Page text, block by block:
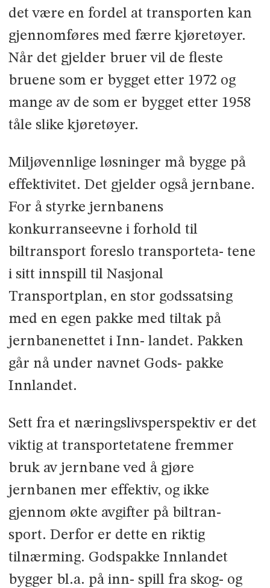
det være en fordel at transporten kan
gjennomføres med færre kjøretøyer.
Når det gjelder bruer vil de fleste
bruene som er bygget etter 1972 og
mange av de som er bygget etter 1958
tåle slike kjøretøyer.
Miljøvennlige løsninger må bygge på
effektivitet. Det gjelder også jernbane.
For å styrke jernbanens
konkurranseevne i forhold til
biltransport foreslo transporteta- tene
i sitt innspill til Nasjonal
Transportplan, en stor godssatsing
med en egen pakke med tiltak på
jernbanenettet i Inn- landet. Pakken
går nå under navnet Gods- pakke
Innlandet.
Sett fra et næringslivsperspektiv er det
viktig at transportetatene fremmer
bruk av jernbane ved å gjøre
jernbanen mer effektiv, og ikke
gjennom økte avgifter på biltran-
sport. Derfor er dette en riktig
tilnærming. Godspakke Innlandet
bygger bl.a. på inn- spill fra skog- og